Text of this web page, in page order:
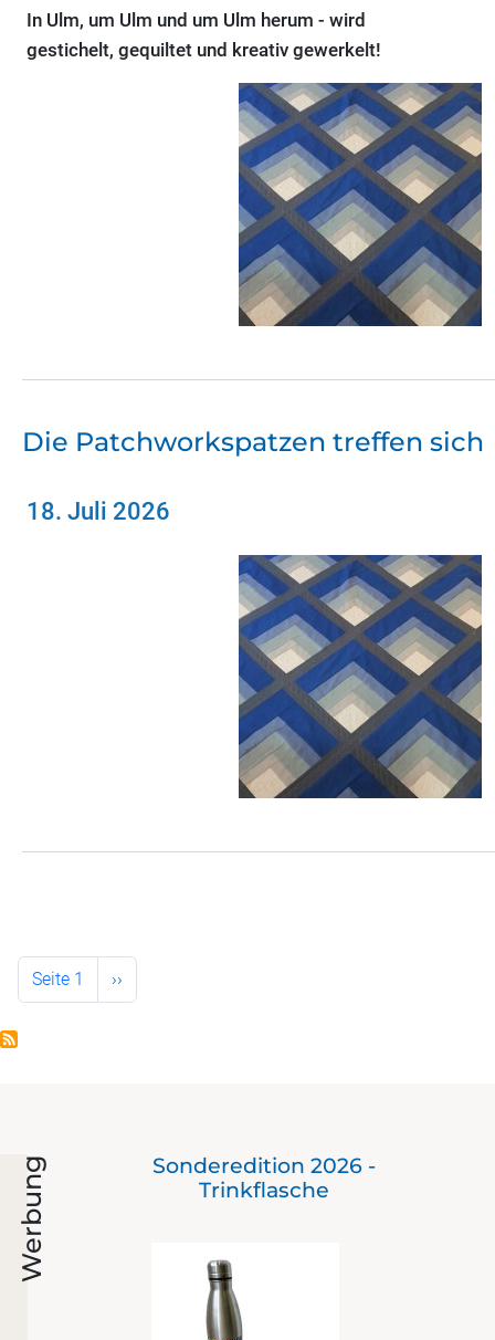
In Ulm, um Ulm und um Ulm herum - wird
gestichelt, gequiltet und kreativ gewerkelt!
Die Patchworkspatzen treffen sich
18. Juli 2026
Seitennummerierung
Seite 1 Nächste Seite
››
Werbung
Sonderedition 2026 -
Trinkflasche